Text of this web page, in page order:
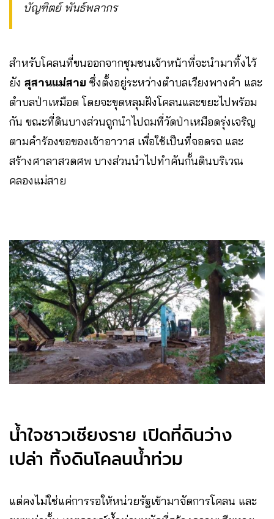
บัญฑิตย์ พันธ์พลากร
สำหรับโคลนที่ขนออกจากชุมชนเจ้าหน้าที่จะนำมาทิ้งไว้
ยัง สุสานแม่สาย ซึ่งตั้งอยู่ระหว่างตำบลเวียงพางคำ และ
ตำบลป่าเหมือด โดยจะขุดหลุมฝังโคลนและขยะไปพร้อม
กัน ขณะที่ดินบางส่วนถูกนำไปถมที่วัดป่าเหมือดรุ่งเจริญ
ตามคำร้องขอของเจ้าอาวาส เพื่อใช้เป็นที่จอดรถ และ
สร้างศาลาสวดศพ บางส่วนนำไปทำคันกั้นดินบริเวณ
คลองแม่สาย
น้ำใจชาวเชียงราย เปิดที่ดินว่าง
เปล่า ทิ้งดินโคลนน้ำท่วม
แต่คงไม่ใช่แค่การรอให้หน่วยรัฐเข้ามาจัดการโคลน และ